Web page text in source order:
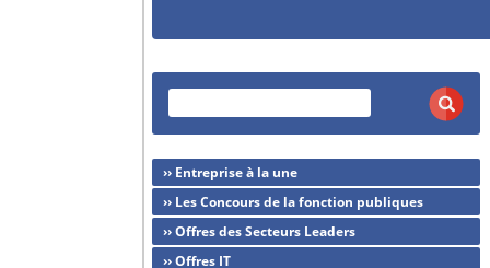
›› Entreprise à la une
›› Les Concours de la fonction publiques
›› Offres des Secteurs Leaders
›› Offres IT